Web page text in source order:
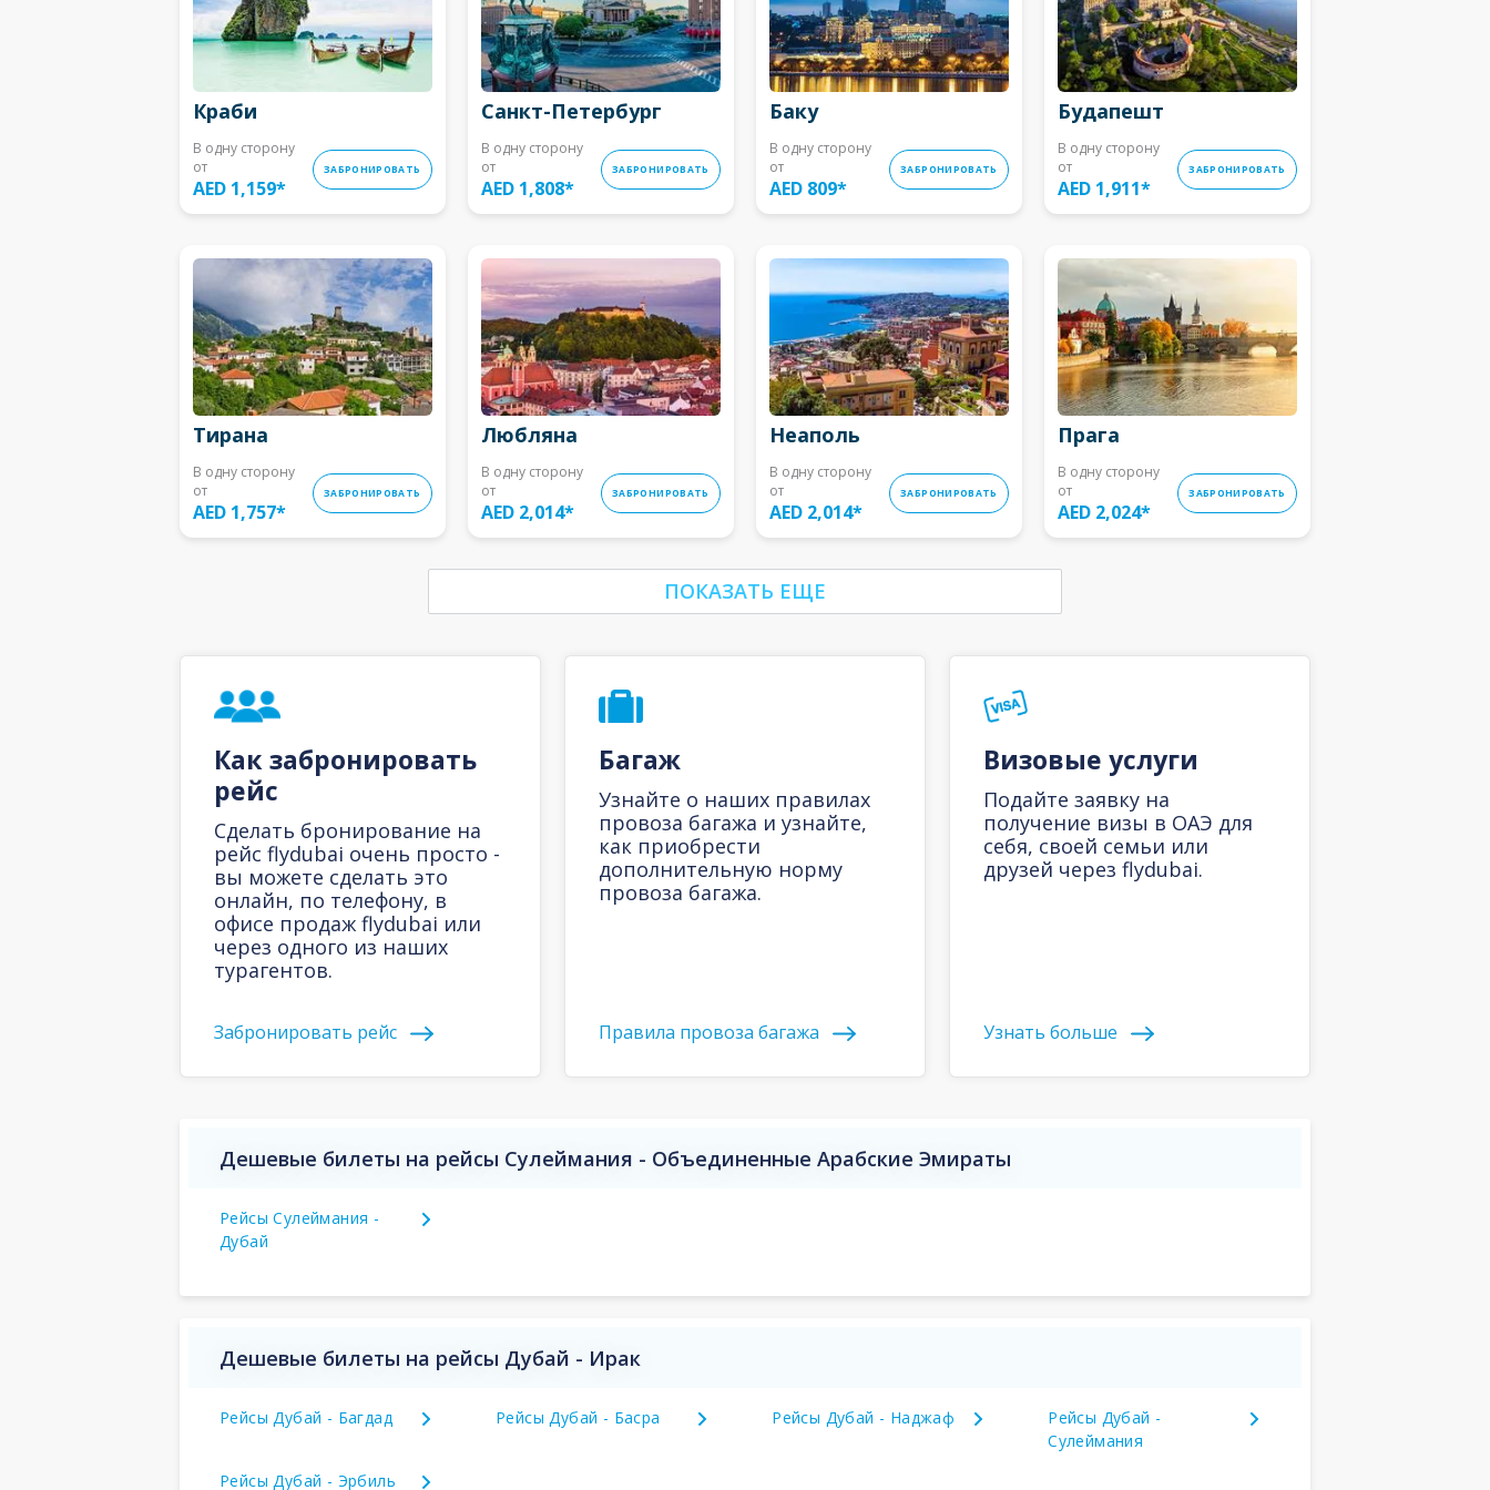
Краби
В одну сторону
от
AED 1,159*
ЗАБРОНИРОВАТЬ
Санкт-Петербург
В одну сторону
от
AED 1,808*
ЗАБРОНИРОВАТЬ
Баку
В одну сторону
от
AED 809*
ЗАБРОНИРОВАТЬ
Будапешт
В одну сторону
от
AED 1,911*
ЗАБРОНИРОВАТЬ
Тирана
В одну сторону
от
AED 1,757*
ЗАБРОНИРОВАТЬ
Любляна
В одну сторону
от
AED 2,014*
ЗАБРОНИРОВАТЬ
Неаполь
В одну сторону
от
AED 2,014*
ЗАБРОНИРОВАТЬ
Прага
В одну сторону
от
AED 2,024*
ЗАБРОНИРОВАТЬ
ПОКАЗАТЬ ЕЩЕ
Как забронировать
рейс
Сделать бронирование на
рейс flydubai очень просто -
вы можете сделать это
онлайн, по телефону, в
офисе продаж flydubai или
через одного из наших
турагентов.
Забронировать рейс
Багаж
Узнайте о наших правилах
провоза багажа и узнайте,
как приобрести
дополнительную норму
провоза багажа.
Правила провоза багажа
Визовые услуги
Подайте заявку на
получение визы в ОАЭ для
себя, своей семьи или
друзей через flydubai.
Узнать больше
Дешевые билеты на рейсы Сулеймания - Объединенные Арабские Эмираты
Рейсы Сулеймания -
Дубай
Дешевые билеты на рейсы Дубай - Ирак
Рейсы Дубай - Багдад Рейсы Дубай - Басра Рейсы Дубай - Наджаф
Рейсы Дубай -
Сулеймания
Рейсы Дубай - Эрбиль